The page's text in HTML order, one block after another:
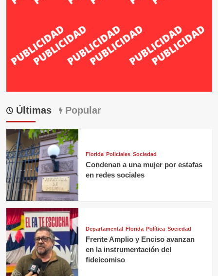
Últimas Popular
Florida Policiales Sociedad
Condenan a una mujer por estafas
en redes sociales
Departamental Florida Política Sociedad
Frente Amplio y Enciso avanzan
en la instrumentación del
fideicomiso